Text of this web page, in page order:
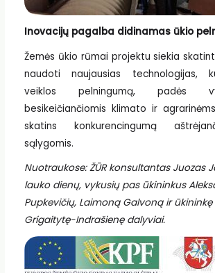
Inovacijų pagalba didinamas ūkio
Žemės ūkio rūmai projektu siekia
naudoti naujausias technologijas,
veiklos pelningumą, padės
besikeičiančiomis klimato ir
skatins konkurencingumą
sąlygomis.
Nuotraukose: ŽŪR konsultantas Juozas
lauko dienų, vykusių pas ūkininkus
Pupkevičių, Laimoną Galvoną ir ūkininkę
Grigaitytę-Indrašienę dalyviai.